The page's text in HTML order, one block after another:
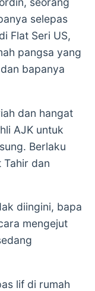
selepas
Flat Seri US,
pangsa yang
bapanya
dan hangat
AJK untuk
Berlaku
Tahir dan
diingini, bapa
mengejut
lif di rumah